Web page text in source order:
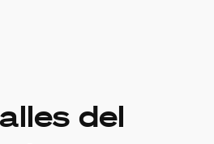
del